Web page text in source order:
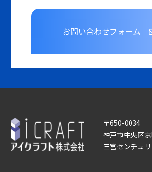
お問い合わせフォーム
〒650-0034
神戸市中央区
三宮センチュ